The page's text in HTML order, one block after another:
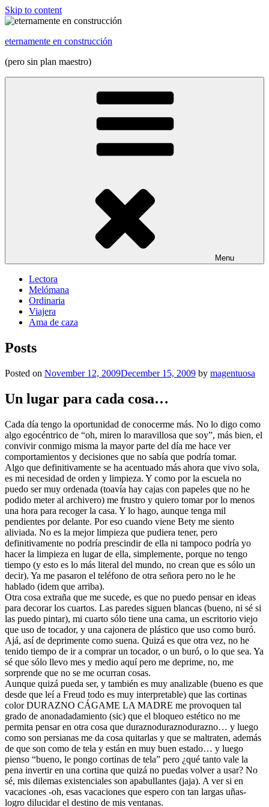
Skip to content
eternamente en construcción
(pero sin plan maestro)
Menu
Lectora
Melómana
Ordinaria
Viajera
Ama de caza
Posts
Posted on November 12, 2009December 15, 2009 by magentuosa
Un lugar para cada cosa…
Cada día tengo la oportunidad de conocerme más. No lo digo como
algo egocéntrico de “oh, miren lo maravillosa que soy”, más bien, el
convivir conmigo misma la mayor parte del día me hace ver
comportamientos y decisiones que no sabía que podría tomar.
Algo que definitivamente se ha acentuado más ahora que vivo sola,
es mi necesidad de orden y limpieza. Y como por la escuela no
puedo ser muy ordenada (toavía hay cajas con papeles que no he
podido meter al archivero) me frustro y quiero tomar por lo menos
una hora para recoger la casa. Y lo hago, aunque tenga mil
pendientes por delante. Por eso cuando viene Bety me siento
aliviada. No es la mejor limpieza que pudiera tener, pero
definitivamente no podría prescindir de ella ni tampoco podría yo
hacer la limpieza en lugar de ella, simplemente, porque no tengo
tiempo (y esto es lo más literal del mundo, no crean que es sólo un
decir). Ya me pasaron el teléfono de otra señora pero no le he
hablado (idem que arriba).
Otra cosa extraña que me sucede, es que no puedo pensar en ideas
para decorar los cuartos. Las paredes siguen blancas (bueno, ni sé si
las puedo pintar), mi cuarto sólo tiene una cama, un escritorio viejo
que uso de tocador, y una cajonera de plástico que uso como buró.
Ajá, así de deprimente como suena. Quizá es que otra vez, no he
tenido tiempo de ir a comprar un tocador, o un buró, o lo que sea. Ya
sé que sólo llevo mes y medio aquí pero me deprime, no, me
sorprende que no se me ocurran cosas.
Aunque quizá pueda ser, y también es muy analizable (bueno es que
desde que leí a Freud todo es muy interpretable) que las cortinas
color DURAZNO CÁGAME LA MADRE me provoquen tal
grado de anonadadamiento (sic) que el bloqueo estético no me
permita pensar en otra cosa que duraznoduraznodurazno… y luego
como son persianas me da cosa quitarlas y que se maltraten, además
de que son como de tela y están en muy buen estado… y luego
pienso “bueno, le pongo cortinas de tela” pero ¿qué tanto vale la
pena invertir en una cortina que quizá no puedas volver a usar? No
sé, mis dilemas existenciales son apabullantes (jaja). A ver si en
vacaciones -oh, esas vacaciones que espero con tan largas uñas-
logro dilucidar el destino de mis ventanas.